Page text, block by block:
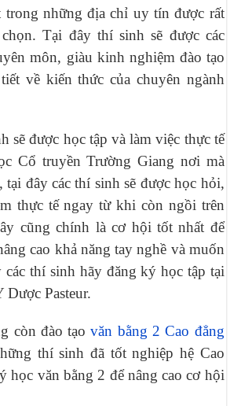
trong những địa chỉ uy tín được rất
Tại đây thí sinh sẽ được các
môn, giàu kinh nghiệm đào tạo
về kiến thức của chuyên ngành
sẽ được học tập và làm việc thực tế
Cổ truyền Trường Giang nơi mà
đây các thí sinh sẽ được học hỏi,
thực tế ngay từ khi còn ngồi trên
cũng chính là cơ hội tốt nhất để
cao khả năng tay nghề và muốn
thí sinh hãy đăng ký học tập tại
Dược Pasteur.
còn đào tạovăn bằng 2 Cao đẳng
thí sinh đã tốt nghiệp hệ Cao
học văn bằng 2 để nâng cao cơ hội